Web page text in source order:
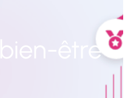
bien-être